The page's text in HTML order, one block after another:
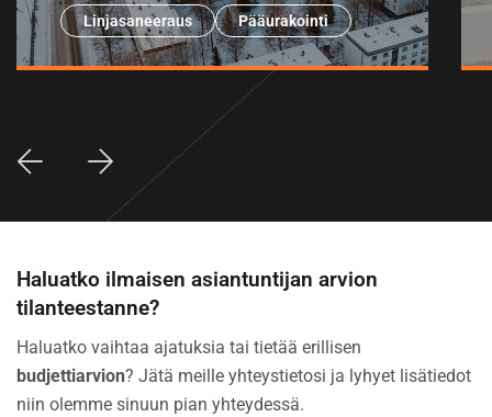
Linjasaneeraus Pääurakointi
Haluatko ilmaisen asiantuntijan arvion
tilanteestanne?
Haluatko vaihtaa ajatuksia tai tietää erillisen
budjettiarvion? Jätä meille yhteystietosi ja lyhyet lisätiedot
niin olemme sinuun pian yhteydessä.